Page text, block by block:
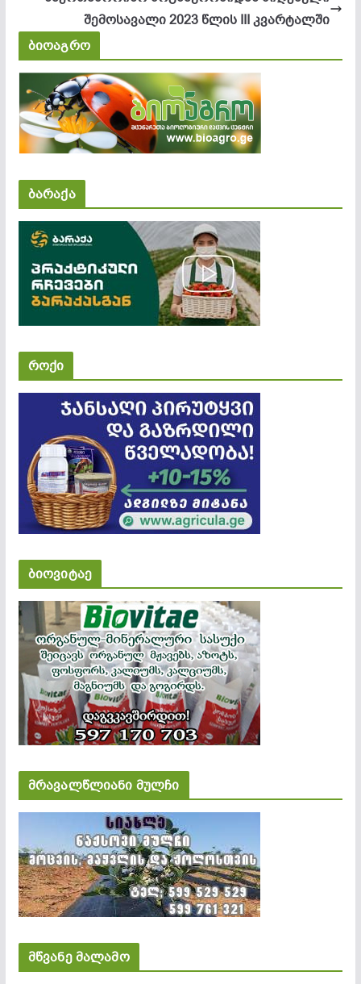
შემოსავალი 2023 წლის III კვარტალში
ბიოაგრო
ბარაქა
როქი
ბიოვიტაე
მრავალწლიანი მულჩი
მწვანე მალამო